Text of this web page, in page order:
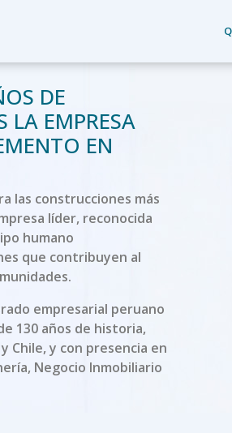
DE
LA EMPRESA
EN
las construcciones más
líder, reconocida
humano
que contribuyen al
empresarial peruano
130 años de historia,
Chile, y con presencia en
Negocio Inmobiliario